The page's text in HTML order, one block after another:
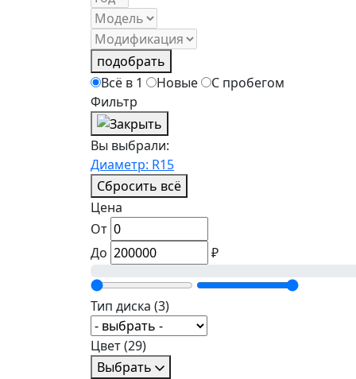
подобрать
Всё в 1
Новые
С пробегом
Фильтр
Вы выбрали:
Диаметр: R15
Сбросить всё
Цена
От
До
₽
Тип диска (3)
Цвет(29)
Выбрать